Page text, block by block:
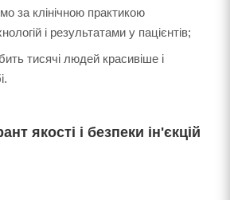
за клінічною практикою
і результатами у пацієнтів;
тисячі людей красивіше і
якості і безпеки ін'єкцій